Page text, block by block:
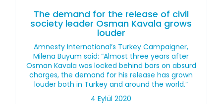
The demand for the release of civil
society leader Osman Kavala grows
louder
Amnesty International’s Turkey Campaigner,
Milena Buyum said: “Almost three years after
Osman Kavala was locked behind bars on absurd
charges, the demand for his release has grown
louder both in Turkey and around the world.”
4 Eylül 2020